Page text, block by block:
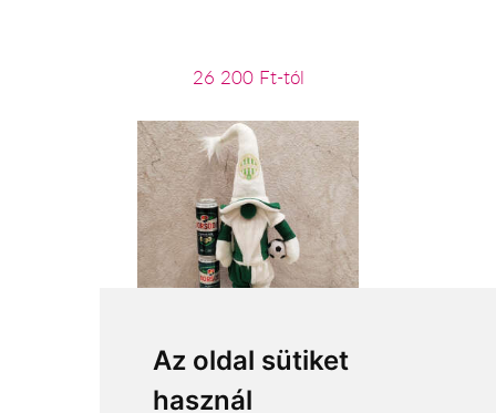
Az oldal sütiket
használ
26 200 Ft-tól
Hajrá Fradi
18 800 Ft-tól